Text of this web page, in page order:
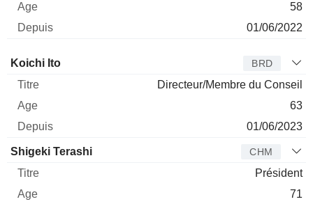
58
01/06/2022
Administrateur
Koichi Ito BRD
Directeur/Membre du Conseil
63
01/06/2023
Shigeki Terashi CHM
Président
71